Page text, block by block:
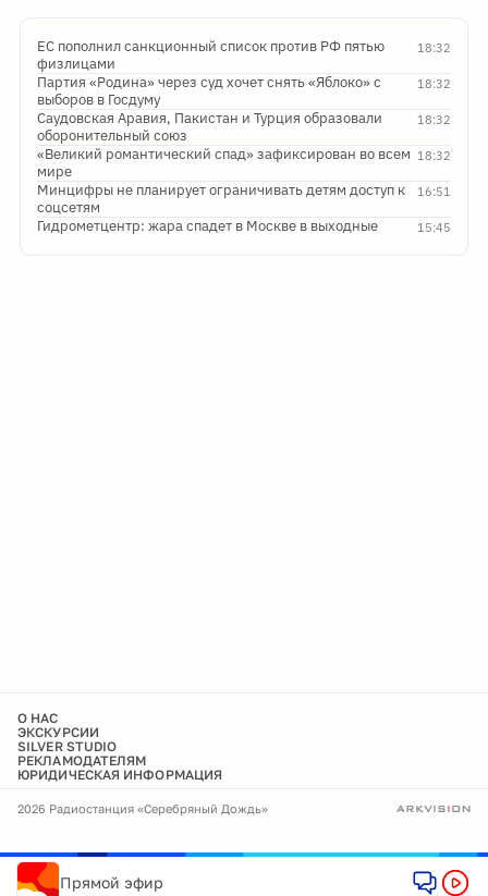
18:32
ЕС пополнил санкционный список против РФ пятью
физлицами
18:32
Партия «Родина» через суд хочет снять «Яблоко» с
выборов в Госдуму
18:32
Саудовская Аравия, Пакистан и Турция образовали
оборонительный союз
18:32
«Великий романтический спад» зафиксирован во всем
мире
16:51
Минцифры не планирует ограничивать детям доступ к
соцсетям
15:45
Гидрометцентр: жара спадет в Москве в выходные
О НАС
ЭКСКУРСИИ
SILVER STUDIO
РЕКЛАМОДАТЕЛЯМ
ЮРИДИЧЕСКАЯ ИНФОРМАЦИЯ
2026 Радиостанция «Серебряный Дождь»
Прямой эфир